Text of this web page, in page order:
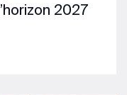
2027